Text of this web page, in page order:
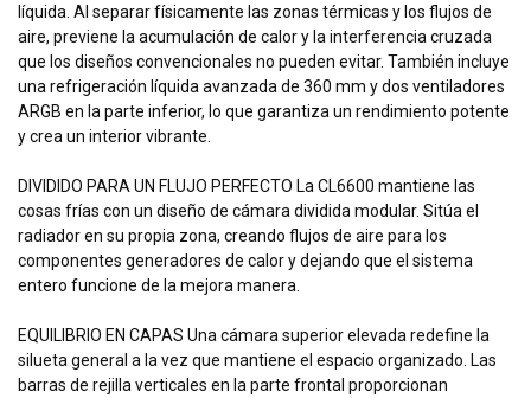
líquida. Al separar físicamente las zonas térmicas y los flujos de
aire, previene la acumulación de calor y la interferencia cruzada
que los diseños convencionales no pueden evitar. También incluye
una refrigeración líquida avanzada de 360 mm y dos ventiladores
ARGB en la parte inferior, lo que garantiza un rendimiento potente
y crea un interior vibrante.
DIVIDIDO PARA UN FLUJO PERFECTO La CL6600 mantiene las
cosas frías con un diseño de cámara dividida modular. Sitúa el
radiador en su propia zona, creando flujos de aire para los
componentes generadores de calor y dejando que el sistema
entero funcione de la mejora manera.
EQUILIBRIO EN CAPAS Una cámara superior elevada redefine la
silueta general a la vez que mantiene el espacio organizado. Las
barras de rejilla verticales en la parte frontal proporcionan